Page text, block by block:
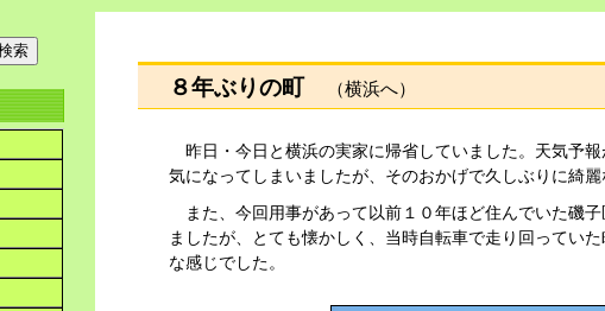
８年ぶりの町 （横浜へ）
昨日・今日と横浜の実家に帰省していました。天気予
気になってしまいましたが、そのおかげで久しぶりに綺
また、今回用事があって以前１０年ほど住んでいた磯
ましたが、とても懐かしく、当時自転車で走り回ってい
な感じでした。